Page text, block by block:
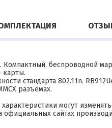
Компактный, беспроводной
карты.
стандарта 802.11n.
разъёмах.
могут
сайтах